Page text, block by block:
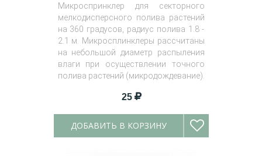
Микроспринклер для секторного
мелкодисперсного полива растений
на 360 градусов, радиус полива 1.8 -
2.1 м. Микросплинклеры рассчитаны
на небольшой диаметр распыления
влаги при осуществлении точного
полива растений (микродождевание).
25
ДОБАВИТЬ В КОРЗИНУ